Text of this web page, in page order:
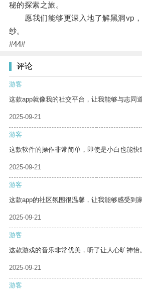
秘的探索之旅。
愿我们能够更深入地了解黑洞vp，
纱。
#44#
评论
游客
这款app就像我的社交平台，让我能够与志同
2025-09-21
游客
这款软件的操作非常简单，即使是小白也能快
2025-09-21
游客
这款app的社区氛围很温馨，让我能够感受到
2025-09-21
游客
这款游戏的音乐非常优美，听了让人心旷神怡。
2025-09-21
游客